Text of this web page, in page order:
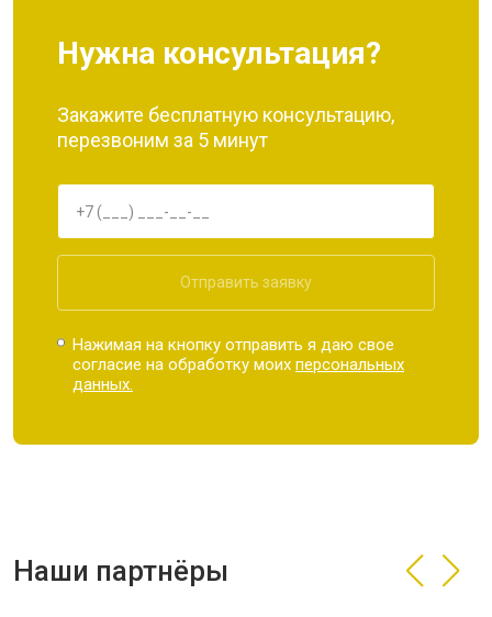
Нужна консультация?
Закажите бесплатную консультацию,
перезвоним за 5 минут
Отправить заявку
Нажимая на кнопку отправить я даю свое
согласие на обработку моихперсональных
данных.
Наши партнёры